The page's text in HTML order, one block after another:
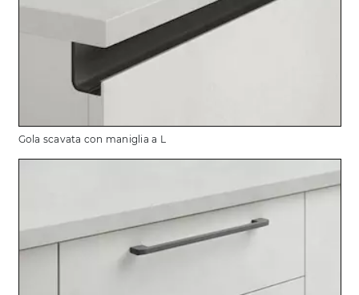
Gola scavata con maniglia a L